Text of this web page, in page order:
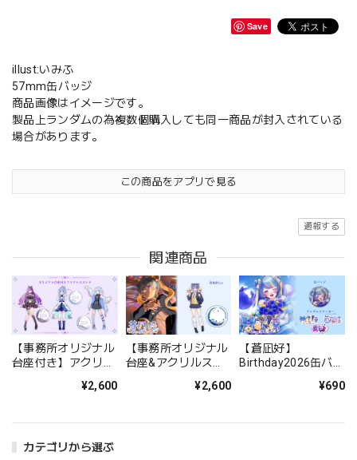
カテゴリから選ぶ
Save
illust:いみふ
57mm缶バッジ
商品画像はイメージです。
製品上ランダムの為複数個購入しても同一商品が封入されている
場合があります。
この商品をアプリで見る
通報する
関連商品
【事務所オリジナル
台座付き】アクリル
¥2,600
【事務所オリジナル
台座&アクリルスタ
ルスタンド【蒼凪
¥2,600
【蒼凪好】
Birthday2026缶バッ
¥690